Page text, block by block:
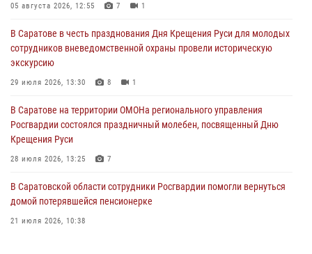
05 августа 2026, 12:55 7 1
В Саратове в честь празднования Дня Крещения Руси для молодых
сотрудников вневедомственной охраны провели историческую
экскурсию
29 июля 2026, 13:30 8 1
В Саратове на территории ОМОНа регионального управления
Росгвардии состоялся праздничный молебен, посвященный Дню
Крещения Руси
28 июля 2026, 13:25 7
В Саратовской области сотрудники Росгвардии помогли вернуться
домой потерявшейся пенсионерке
21 июля 2026, 10:38